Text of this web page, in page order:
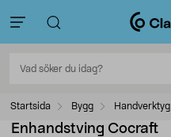
Startsida Bygg Handverktyg
Enhandstving Cocraft